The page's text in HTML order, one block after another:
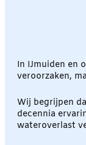
In IJmuiden en
veroorzaken,
Wij begrijpen
decennia
wateroverlast